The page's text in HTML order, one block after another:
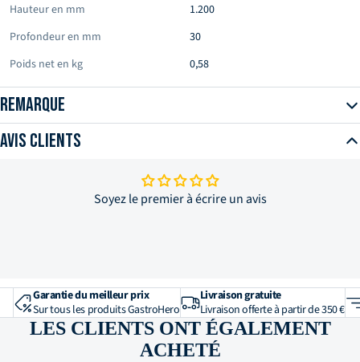
Hauteur en mm
1.200
Profondeur en mm
30
Poids net en kg
0,58
Remarque
Avis clients
Soyez le premier à écrire un avis
Garantie du meilleur prix
Sur tous les produits GastroHero
Livraison gratuite
Livraison offerte à partir de 350 €
LES CLIENTS ONT ÉGALEMENT
ACHETÉ